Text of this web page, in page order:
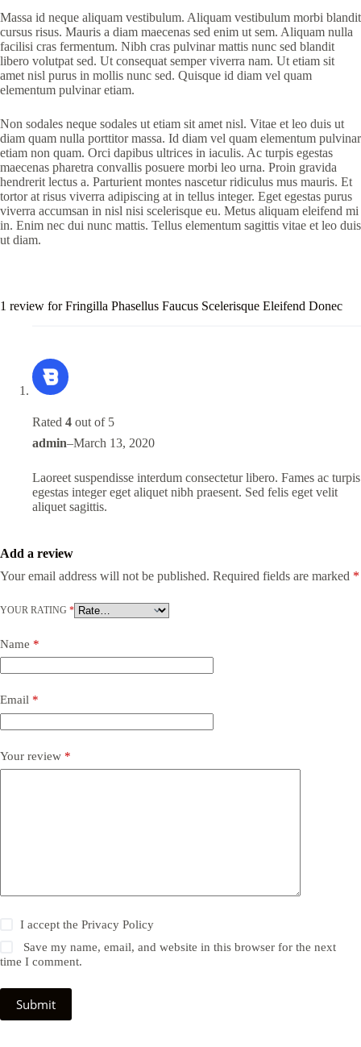
Massa id neque aliquam vestibulum. Aliquam vestibulum morbi blandit
cursus risus. Mauris a diam maecenas sed enim ut sem. Aliquam nulla
facilisi cras fermentum. Nibh cras pulvinar mattis nunc sed blandit
libero volutpat sed. Ut consequat semper viverra nam. Ut etiam sit
amet nisl purus in mollis nunc sed. Quisque id diam vel quam
elementum pulvinar etiam.
Non sodales neque sodales ut etiam sit amet nisl. Vitae et leo duis ut
diam quam nulla porttitor massa. Id diam vel quam elementum pulvinar
etiam non quam. Orci dapibus ultrices in iaculis. Ac turpis egestas
maecenas pharetra convallis posuere morbi leo urna. Proin gravida
hendrerit lectus a. Parturient montes nascetur ridiculus mus mauris. Et
tortor at risus viverra adipiscing at in tellus integer. Eget egestas purus
viverra accumsan in nisl nisi scelerisque eu. Metus aliquam eleifend mi
in. Enim nec dui nunc mattis. Tellus elementum sagittis vitae et leo duis
ut diam.
1 review forFringilla Phasellus Faucus Scelerisque Eleifend Donec
Rated 4 out of 5
admin–March 13, 2020
Laoreet suspendisse interdum consectetur libero. Fames ac turpis
egestas integer eget aliquet nibh praesent. Sed felis eget velit
aliquet sagittis.
Add a review
Your email address will not be published. Required fields are marked *
YOUR RATING *
Name *
Email *
Your review *
I accept thePrivacy Policy
Save my name, email, and website in this browser for the next
time I comment.
Submit